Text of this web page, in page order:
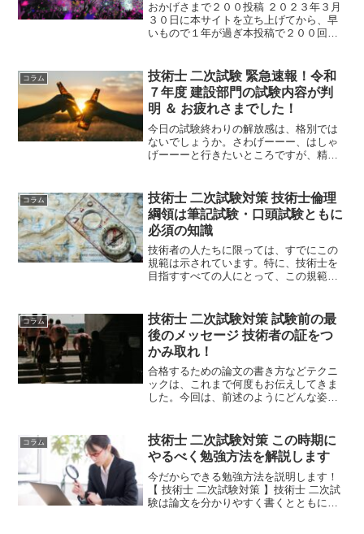
おかげさまで２００投稿 ２０２３年３月
３０日に本サイトを立ち上げてから、早
いもので１年が過ぎ本投稿で２００回を
持ちを込めて１０％OFFをクーポンプレ
ゼント！
コラム
技術士 二次試験 緊急速報！令和
７年度 建設部門の試験内容が判
明 ＆ お疲れさまでした！
今日の試験終わりの解放感は、格別では
ないでしょうか。さわげーーー、はしゃ
げーーーと行きたいところですが、精魂
ぎらってあげてはどうでしょうか。そし
て、試験の内容も大公開！
コラム
技術士 二次試験対策 技術士倫理
綱領は筆記試験・口頭試験ともに
必須の知識
技術者の人たちに限っては、すでにこの
規範は示されています。特に、技術士を
目指すすべての人にとって、この規範は
は、「技術士倫理綱領」にほかなりませ
ん。
コラム
技術士 二次試験対策 試験前の最
後のメッセージ 技術者の証をつ
かみ取れ！
合格するための論文の書き方などテクニ
ックは、これまで何度もお伝えしてきま
した。今回は、前述のようにどんな姿勢
や、多くを語る必要はないでしょう。３
カ条をお届けします。
コラム
技術士 二次試験対策 この時期に
やるべく勉強方法を解説します
今だからできる勉強方法を説明します！
【 技術士 二次試験対策 】技術士 二次試
験は論文を分かりやすく書くとともに、